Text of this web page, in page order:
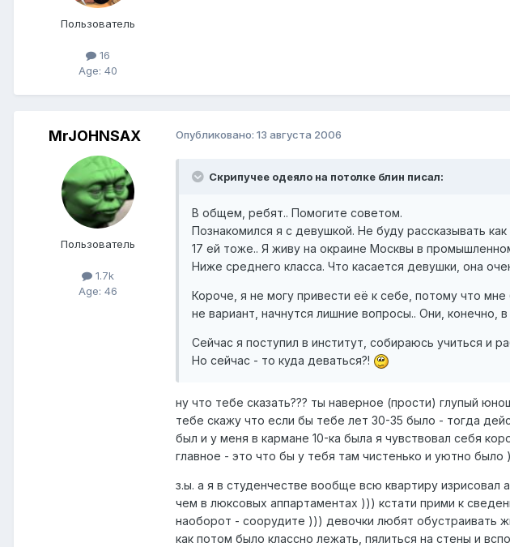
Пользователь
16
Age: 40
MrJOHNSAX
Пользователь
1.7k
Age: 46
Опубликовано: 13 августа 2006
Скрипучее одеяло на потолке блин писал:
В общем, ребят.. Помогите советом.
Познакомился я с девушкой. Не буду рассказывать
17 ей тоже.. Я живу на окраине Москвы в
Ниже среднего класса. Что касается девушки, она
Короче, я не могу привести её к себе, потому что
не вариант, начнутся лишние вопросы.. Они, конечно,
Сейчас я поступил в институт, собираюсь учиться и
Но сейчас - то куда деваться?!
ну что тебе сказать??? ты наверное (прости) глупый
тебе скажу что если бы тебе лет 30-35 было - тогда
был и у меня в кармане 10-ка была я чувствовал себя
главное - это что бы у тебя там чистенько и уютно было
з.ы. а я в студенчестве вообще всю квартиру изрисовал
чем в люксовых аппартаментах ))) кстати прими к
наоборот - соорудите ))) девочки любят обустраивать
как потом было классно лежать, пялиться на стены и